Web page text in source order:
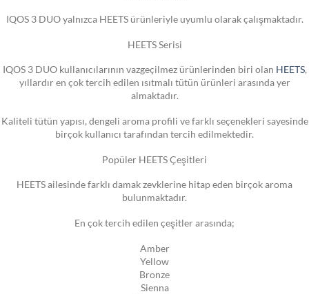
IQOS 3 DUO yalnızca HEETS ürünleriyle uyumlu olarak çalışmaktadır.
HEETS Serisi
IQOS 3 DUO kullanıcılarının vazgeçilmez ürünlerinden biri olan HEETS,
yıllardır en çok tercih edilen ısıtmalı tütün ürünleri arasında yer
almaktadır.
Kaliteli tütün yapısı, dengeli aroma profili ve farklı seçenekleri sayesinde
birçok kullanıcı tarafından tercih edilmektedir.
Popüler HEETS Çeşitleri
HEETS ailesinde farklı damak zevklerine hitap eden birçok aroma
bulunmaktadır.
En çok tercih edilen çeşitler arasında;
Amber
Yellow
Bronze
Sienna